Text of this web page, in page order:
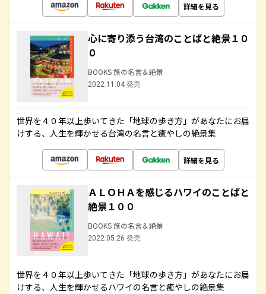
詳細を見る
心に寄り添う台湾のことばと絶景１０
０
BOOKS 旅の名言＆絶景
2022.11.04 発売
世界を４０年以上歩いてきた「地球の歩き方」があなたにお届
けする、人生を輝かせる台湾の名言と癒やしの絶景集
詳細を見る
ＡＬＯＨＡを感じるハワイのことばと
絶景１００
BOOKS 旅の名言＆絶景
2022.05.26 発売
世界を４０年以上歩いてきた「地球の歩き方」があなたにお届
けする、人生を輝かせるハワイの名言と癒やしの絶景集